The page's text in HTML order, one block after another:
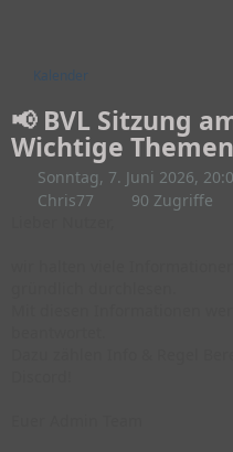
Kalender
📢 BVL Sitzung
Wichtige
Sonntag, 7. Juni 2026,
Chris77
90 Zugriffe